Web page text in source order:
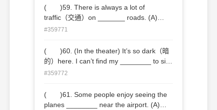
( )59. There is always a lot of
traffic（交通）on _______ roads. (A)
main (B) perhaps (C) less (D)
#359771
( )60. (In the theater) It’s so dark（暗
的）here. I can’t find my ________ to sit
down. (A) seat (B) cousin (C) culture
#359772
( )61. Some people enjoy seeing the
planes ________ near the airport. (A)